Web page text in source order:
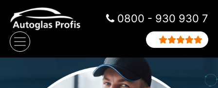
Zum Inhalt springen
Hauptnavigation
0800 - 930 930 7